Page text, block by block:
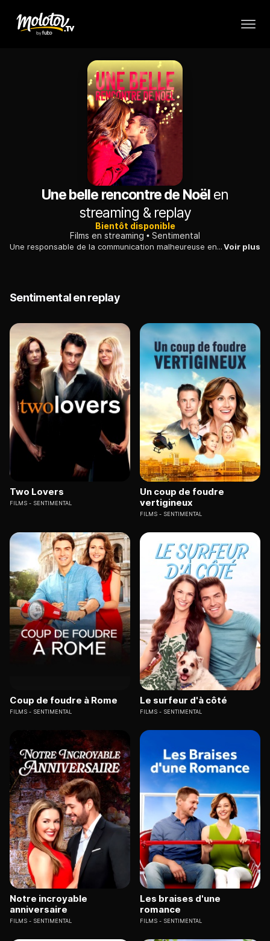
Une belle rencontre de Noëlen
streaming & replay
Bientôt disponible
Films en streaming
Sentimental
Une responsable de la communication malheureuse en amour se donne le mois de décembre pour trouver l'homme de sa vie et redresser définitivement la barre.Voir plus
Sentimental en replay
Two Lovers
FILMS SENTIMENTAL
Un coup de foudre
vertigineux
FILMS SENTIMENTAL
Coup de foudre à Rome
FILMS SENTIMENTAL
Le surfeur d'à côté
FILMS SENTIMENTAL
Notre incroyable
anniversaire
FILMS SENTIMENTAL
Les braises d'une
romance
FILMS SENTIMENTAL